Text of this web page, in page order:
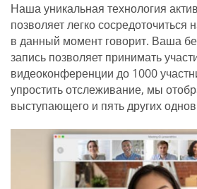
Наша уникальная технология
позволяет легко сосредоточиться
в данный момент говорит. Ваша
запись позволяет принимать
видеоконференции до 1000
упростить отслеживание, мы
выступающего и пять других